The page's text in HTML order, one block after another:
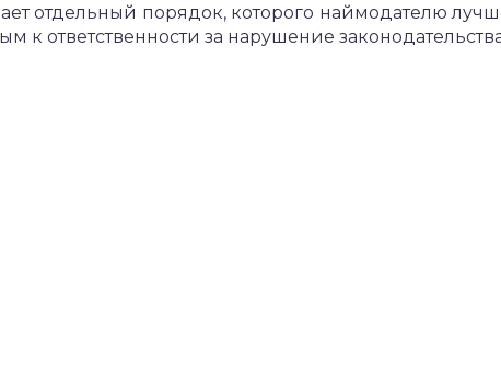
отдельный порядок, которого наймодателю
к ответственности за нарушение